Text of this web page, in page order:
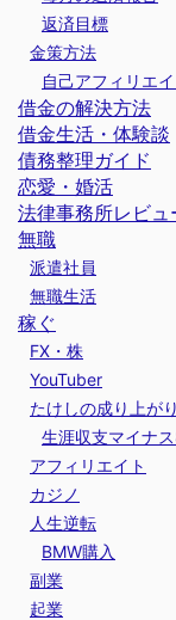
返済目標
金策方法
自己アフィリエイ
借金の解決方法
借金生活・体験談
債務整理ガイド
恋愛・婚活
法律事務所レビュ
無職
派遣社員
無職生活
稼ぐ
FX・株
YouTuber
たけしの成り上が
生涯収支マイナ
アフィリエイト
カジノ
人生逆転
BMW購入
副業
起業